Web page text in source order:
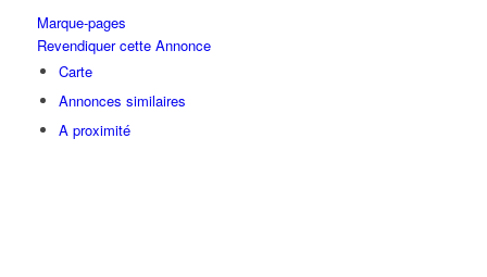
Marque-pages
Revendiquer cette Annonce
Carte
Annonces similaires
A proximité